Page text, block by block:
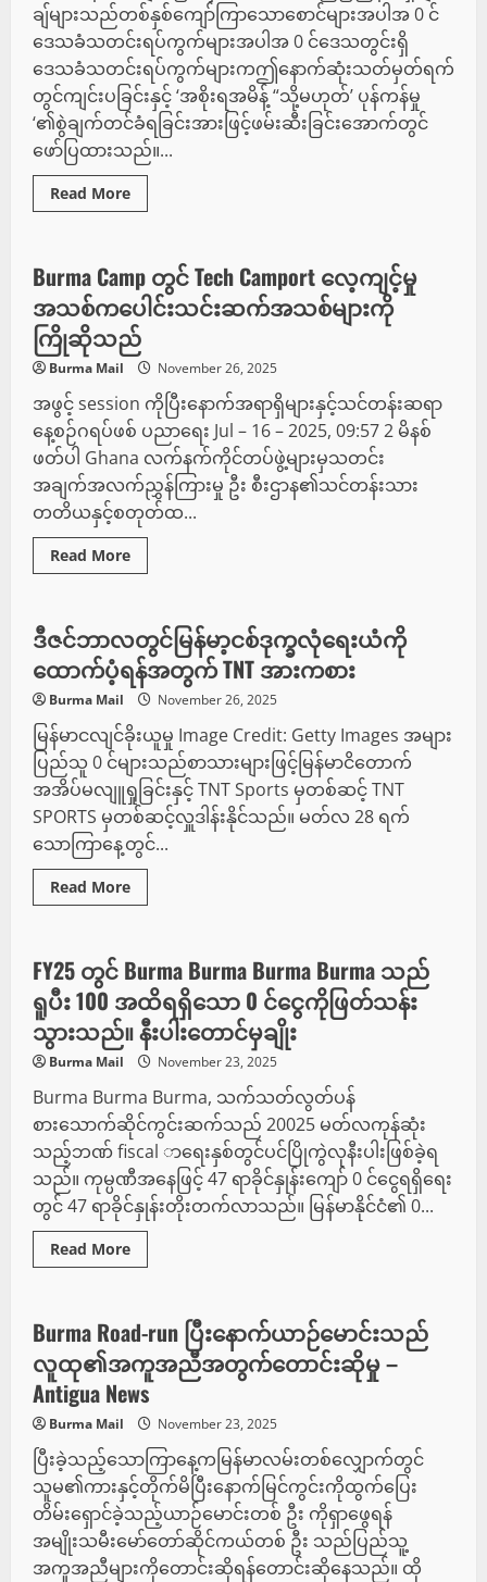
စ
တန်,
အာ
ဖ
ဂန်
န
စ္
စ
တန်,
ချ်များသည်တစ်နှစ်ကျော်ကြာသောစောင်များအပါအ 0 င်
ဒေသခံသတင်းရပ်ကွက်များအပါအ 0 င်ဒေသတွင်းရှိ
ဒေသခံသတင်းရပ်ကွက်များကဤနောက်ဆုံးသတ်မှတ်ရက်
တွင်ကျင်းပခြင်းနှင့် ‘အစိုးရအမိန့် “သို့မဟုတ်’ ပုန်ကန်မှု
‘၏စွဲချက်တင်ခံရခြင်းအားဖြင့်ဖမ်းဆီးခြင်းအောက်တွင်
ဖော်ပြထားသည်။...
Read MoreRead
more
Burma
မြန်မာ
တို့သည်
ခရစ်ယာန်
များ
ကို
ခရစ်
စ
မတ်
ပွဲ
အစော
ပိုင်း
ကျင်းပ
ရန်
အမိန့်
ပေး
နည်းပညာ
Burma Camp တွင် Tech Camport လေ့ကျင့်မှု
အသစ်ကပေါင်းသင်းဆက်အသစ်များကို
ကြိုဆိုသည်
Burma Mail November 26, 2025
အဖွင့် session ကိုပြီးနောက်အရာရှိများနှင့်သင်တန်းဆရာ
နေ့စဉ်ဂရပ်ဖစ် ပညာရေး Jul – 16 – 2025, 09:57 2 မိနစ်
ဖတ်ပါ Ghana လက်နက်ကိုင်တပ်ဖွဲ့များမှသတင်း
အချက်အလက်ညွှန်ကြားမှု ဦး စီးဌာန၏သင်တန်းသား
တတိယနှင့်စတုတ်ထ...
Read MoreRead
more
တွင်
Tech
Camport
လေ့ကျင့်
မှု
အသစ်
က
ပေါင်းသင်း
ဆက်
အသစ်
များ
ကို
ကြိုဆိုသည်
အားကစား
ဒီဇင်ဘာလတွင်မြန်မာ့ငစ်ဒုက္ခလုံရေးယံကို
ထောက်ပံ့ရန်အတွက် TNT အားကစား
Burma Mail November 26, 2025
မြန်မာငလျင်ခိုးယူမှု Image Credit: Getty Images အများ
ပြည်သူ 0 င်များသည်စာသားများဖြင့်မြန်မာငိတောက်
အအိပ်မလျူရှုခြင်းနှင့် TNT Sports မှတစ်ဆင့် TNT
SPORTS မှတစ်ဆင့်လှူဒါန်းနိုင်သည်။ မတ်လ 28 ရက်
သောကြာနေ့တွင်...
Read MoreRead
more
မြ
န်
မာ့
င
စ်
ဒုက္ခ
လုံ
ရေး
ကို
ထောက်ပံ့
ရန်
အတွက်
TNT
အားကစား
စီးပွားရေး
FY25 တွင် Burma Burma Burma Burma သည်
ရူပီး 100 အထိရရှိသော 0 င်ငွေကိုဖြတ်သန်း
သွားသည်။ နီးပါးတောင်မှချိုး
Burma Mail November 23, 2025
Burma Burma Burma, သက်သတ်လွတ်ပန်
စားသောက်ဆိုင်ကွင်းဆက်သည် 20025 မတ်လကုန်ဆုံး
သည့်ဘဏ် fiscal ာရေးနှစ်တွင်ပင်ပြိုကွဲလုနီးပါးဖြစ်ခဲ့ရ
သည်။ ကုမ္ပဏီအနေဖြင့် 47 ရာခိုင်နှုန်းကျော် 0 င်ငွေရရှိရေး
တွင် 47 ရာခိုင်နှုန်းတိုးတက်လာသည်။ မြန်မာနိုင်ငံ၏ 0...
Read MoreRead
more
Burma
Burma
Burma
Burma
သည်
ရူပီး
100
အထိ
ရရှိ
သော
0
င်
ငွေ
ကို
ဖြတ်သန်း
သွား
သည်။
သတင်း
Burma Road-run ပြီးနောက်ယာဉ်မောင်းသည်
လူထု၏အကူအညီအတွက်တောင်းဆိုမှု –
Antigua News
Burma Mail November 23, 2025
ပြီးခဲ့သည့်သောကြာနေ့ကမြန်မာလမ်းတစ်လျှောက်တွင်
သူမ၏ကားနှင့်တိုက်မိပြီးနောက်မြင်ကွင်းကိုထွက်ပြေး
တိမ်းရှောင်ခဲ့သည့်ယာဉ်မောင်းတစ် ဦး ကိုရှာဖွေရန်
အမျိုးသမီးမော်တော်ဆိုင်ကယ်တစ် ဦး သည်ပြည်သူ့
အကူအညီများကိုတောင်းဆိုရန်တောင်းဆိုနေသည်။ ထို